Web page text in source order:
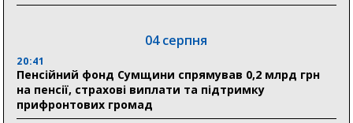
04 серпня
20:41
Пенсійний фонд Сумщини спрямував 0,2 млрд грн
на пенсії, страхові виплати та підтримку
прифронтових громад